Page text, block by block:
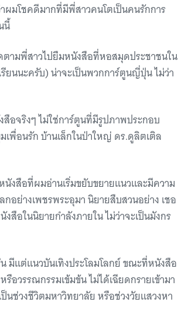
ผมโชคดีมากที่มีพี่สาวคนโตเป็นคนรักการ
นี้
ามพี่สาวไปยืมหนังสือที่หอสมุดประชาชนใน
ยนนะครับ) น่าจะเป็นพวกการ์ตูนญี่ปุ่น ไม่ว่า
จริงๆ ไม่ใช่การ์ตูนที่มีรูปภาพประกอบ
เพื่อนรัก บ้านเล็กในป่าใหญ่ ดร.ดูลิตเติล
นังสือที่ผมอ่านเริ่มขยับขยายแนวและมีความ
ย่างเพชรพระอุมา นิยายสืบสวนอย่าง เชอ
อในนิยายกำลังภายใน ไม่ว่าจะเป็นมังกร
มีแต่แนวบันเทิงประโลมโลกย์ ขณะที่หนังสือ
วรรณกรรมเข้มข้น ไม่ได้เฉียดกรายเข้ามา
ช่วงชีวิตมหาวิทยาลัย หรือช่วงวัยแสวงหา